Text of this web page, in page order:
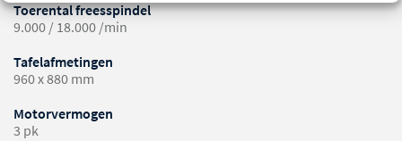
Toerental freesspindel
9.000 / 18.000 /min
Tafelafmetingen
960 x 880 mm
Motorvermogen
3 pk